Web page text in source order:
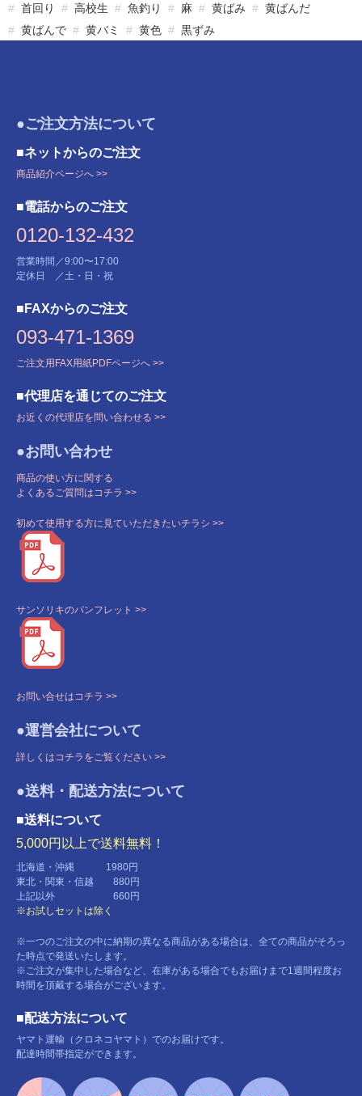
首回り
高校生 魚釣り 麻 黄ばみ
黄ばんだ
黄ばんで
黄バミ 黄色 黒ずみ
●ご注文方法について
■ネットからのご注文
商品紹介ページへ >>
■電話からのご注文
0120-132-432
営業時間／9:00〜17:00
定休日 ／土・日・祝
■FAXからのご注文
093-471-1369
ご注文用FAX用紙PDFページへ >>
■代理店を通じてのご注文
お近くの代理店を問い合わせる >>
●お問い合わせ
商品の使い方に関する
よくあるご質問はコチラ >>
初めて使用する方に見ていただきたいチラシ >>
サンソリキのパンフレット >>
お問い合せはコチラ >>
●運営会社について
詳しくはコチラをご覧ください >>
●送料・配送方法について
■送料について
5,000円以上で送料無料！
北海道・沖縄 1980円
東北・関東・信越 880円
上記以外 660円
※お試しセットは除く
※一つのご注文の中に納期の異なる商品がある場合は、全ての商品がそろっ
た時点で発送いたします。
※ご注文が集中した場合など、在庫がある場合でもお届けまで1週間程度お
時間を頂戴する場合がございます。
■配送方法について
ヤマト運輸（クロネコヤマト）でのお届けです。
配達時間帯指定ができます。